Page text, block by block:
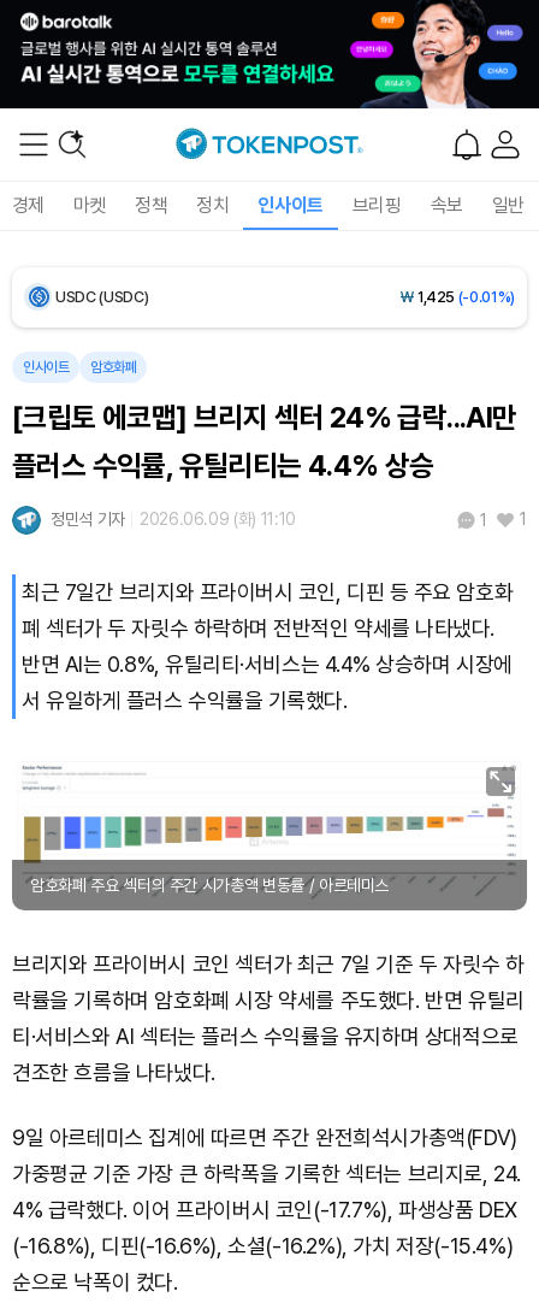
경제 마켓 정책 정치 인사이트 브리핑 속보 일반
Bitcoin (BTC) ₩92,643,652(+0.80%)
USDC (USDC) ₩ 1,425 (-0.01%)
XRP (XRP)
Solana (SOL) ₩ 105,298 (+0.90%)
TRON (TRX) ₩ 467.0
Dogecoin (DOGE) ₩ 99.56 (+1.33%)
Bitcoin (BTC) ₩ 92,643,652 (+0.80%)
인사이트 암호화폐
[크립토 에코맵] 브리지 섹터 24% 급락...AI만
플러스 수익률, 유틸리티는 4.4% 상승
정민석 기자 2026.06.09 (화) 11:10 1 1
최근 7일간 브리지와 프라이버시 코인, 디핀 등 주요 암호화
폐 섹터가 두 자릿수 하락하며 전반적인 약세를 나타냈다.
반면 AI는 0.8%, 유틸리티·서비스는 4.4% 상승하며 시장에
서 유일하게 플러스 수익률을 기록했다.
암호화폐 주요 섹터의 주간 시가총액 변동률 / 아르테미스
브리지와 프라이버시 코인 섹터가 최근 7일 기준 두 자릿수 하
락률을 기록하며 암호화폐 시장 약세를 주도했다. 반면 유틸리
티·서비스와 AI 섹터는 플러스 수익률을 유지하며 상대적으로
견조한 흐름을 나타냈다.
9일 아르테미스 집계에 따르면 주간 완전희석시가총액(FDV)
가중평균 기준 가장 큰 하락폭을 기록한 섹터는 브리지로, 24.
4% 급락했다. 이어 프라이버시 코인(-17.7%), 파생상품 DEX
(-16.8%), 디핀(-16.6%), 소셜(-16.2%), 가치 저장(-15.4%)
순으로 낙폭이 컸다.